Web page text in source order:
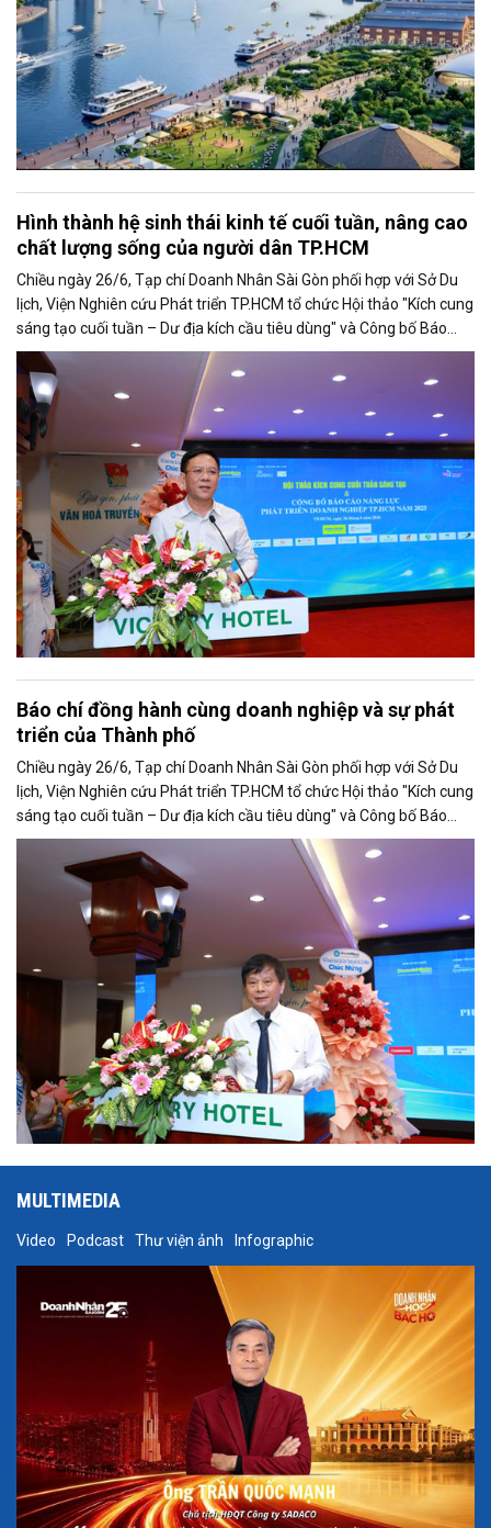
Hình thành hệ sinh thái kinh tế cuối tuần, nâng cao
chất lượng sống của người dân TP.HCM
Chiều ngày 26/6, Tạp chí Doanh Nhân Sài Gòn phối hợp với Sở Du
lịch, Viện Nghiên cứu Phát triển TP.HCM tổ chức Hội thảo "Kích cung
sáng tạo cuối tuần – Dư địa kích cầu tiêu dùng" và Công bố Báo
cáo năng lực phát triển doanh nghiệp TP.HCM năm 2025. Trân
trọng giới thiệu phát biểu của ông Nguyễn Ngọc Hồi - Phó Giám đốc
Sở Văn hoá - Thể thao TP.HCM tại Hội thảo.
Báo chí đồng hành cùng doanh nghiệp và sự phát
triển của Thành phố
Chiều ngày 26/6, Tạp chí Doanh Nhân Sài Gòn phối hợp với Sở Du
lịch, Viện Nghiên cứu Phát triển TP.HCM tổ chức Hội thảo "Kích cung
sáng tạo cuối tuần – Dư địa kích cầu tiêu dùng" và Công bố Báo
cáo năng lực phát triển doanh nghiệp TP.HCM năm 2025. Trân
trọng giới thiệu phát biểu của ông Trần Trọng Dũng - Phó Chủ tịch
Hội Nhà báo Việt Nam tại Hội thảo.
MULTIMEDIA
Video Podcast Thư viện ảnh Infographic